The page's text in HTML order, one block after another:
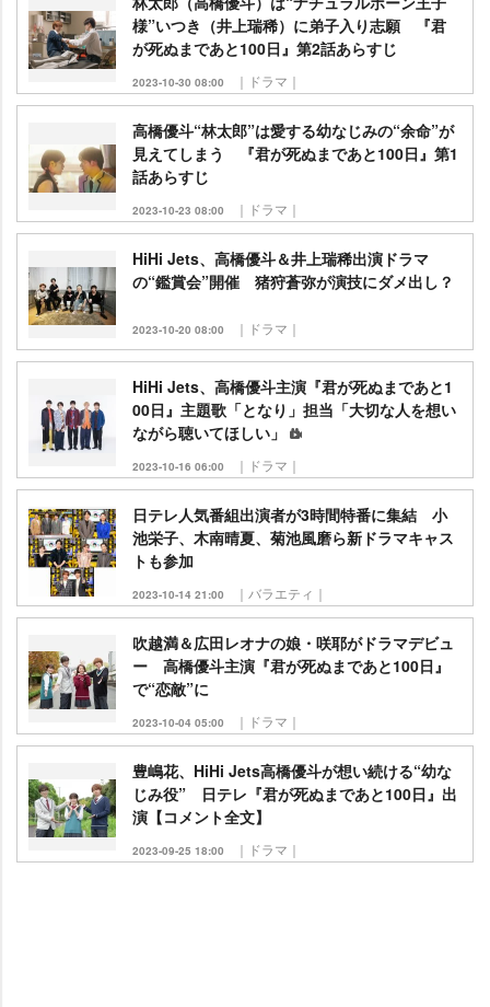
様”いつき（井上瑞稀）に弟子入り志願 『君
が死ぬまであと100日』第2話あらすじ
2023-10-30 08:00 ｜ドラマ｜
高橋優斗“林太郎”は愛する幼なじみの“余命”が
見えてしまう 『君が死ぬまであと100日』第1
話あらすじ
2023-10-23 08:00 ｜ドラマ｜
HiHi Jets、高橋優斗＆井上瑞稀出演ドラマ
の“鑑賞会”開催 猪狩蒼弥が演技にダメ出し？
2023-10-20 08:00 ｜ドラマ｜
HiHi Jets、高橋優斗主演『君が死ぬまであと1
00日』主題歌「となり」担当「大切な人を想い
ながら聴いてほしい」
2023-10-16 06:00 ｜ドラマ｜
日テレ人気番組出演者が3時間特番に集結 小
池栄子、木南晴夏、菊池風磨ら新ドラマキャス
トも参加
2023-10-14 21:00 ｜バラエティ｜
吹越満＆広田レオナの娘・咲耶がドラマデビュ
ー 高橋優斗主演『君が死ぬまであと100日』
で“恋敵”に
2023-10-04 05:00 ｜ドラマ｜
豊嶋花、HiHi Jets高橋優斗が想い続ける“幼な
じみ役” 日テレ『君が死ぬまであと100日』出
演【コメント全文】
2023-09-25 18:00 ｜ドラマ｜